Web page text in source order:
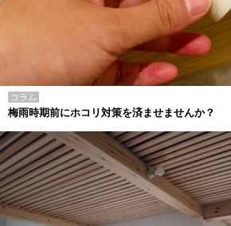
コラム
梅雨時期前にホコリ対策を済ませませんか？